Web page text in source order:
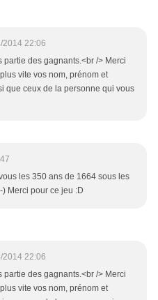
2014 22:06
partie des gagnants.<br /> Merci
vite vos nom, prénom et
que ceux de la personne qui vous
les 350 ans de 1664 sous les
Merci pour ce jeu :D
2014 22:06
partie des gagnants.<br /> Merci
vite vos nom, prénom et